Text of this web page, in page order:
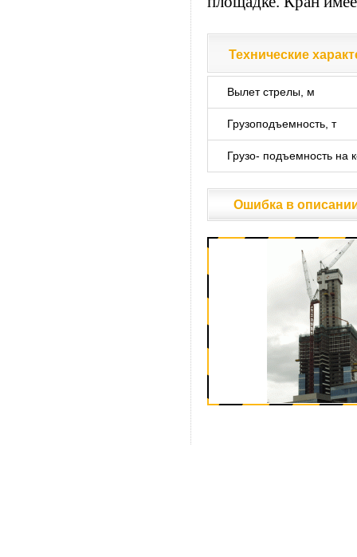
Технические
Технические
Вылет стрелы, м
Грузоподъемность, т
Грузо- подъемность на